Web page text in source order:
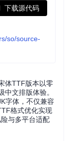
下载源代码
so/source-
体TTF版本以零
文排版体验。
字体，不仅兼容
格式优化实现
与多平台适配